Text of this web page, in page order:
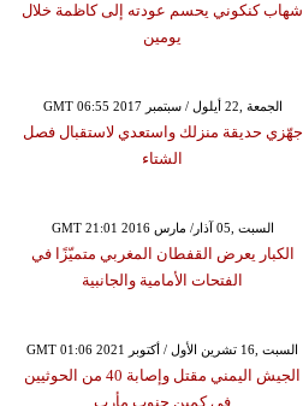
شهاب كنكوني يحسم عودته إلى كاظمة خلال
يومين
GMT 06:55 2017 الجمعة ,22 أيلول / سبتمبر
جهّزي حديقة منزلك واستعدي لاستقبال فصل
الشتاء
GMT 21:01 2016 السبت ,05 آذار/ مارس
الكبار يعرض القفطان المغربي متميّزًا في
الفتحات الأمامية والجانبية
GMT 01:06 2021 السبت ,16 تشرين الأول / أكتوبر
الجيش اليمني مقتل وإصابة 40 من الحوثيين
في كمين جنوب مأرب